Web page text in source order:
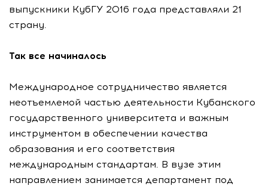
выпускники КубГУ 2016 года представляли 21
страну.
Так все начиналось
Международное сотрудничество является
неотъемлемой частью деятельности Кубанского
государственного университета и важным
инструментом в обеспечении качества
образования и его соответствия
международным стандартам. В вузе этим
направлением занимается департамент под